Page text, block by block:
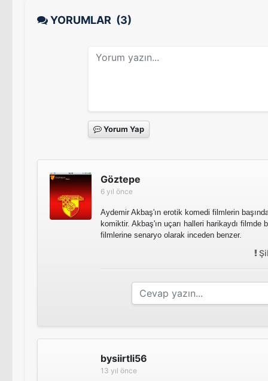
YORUMLAR (3)
Yorum Yap
Göztepe
6 yıl önce
Aydemir Akbaş'ın erotik komedi filmlerin
komiktir. Akbaş'ın uçarı halleri harikaydı filmde
filmlerine senaryo olarak inceden benzer.
bysiirtli56
13 yıl önce